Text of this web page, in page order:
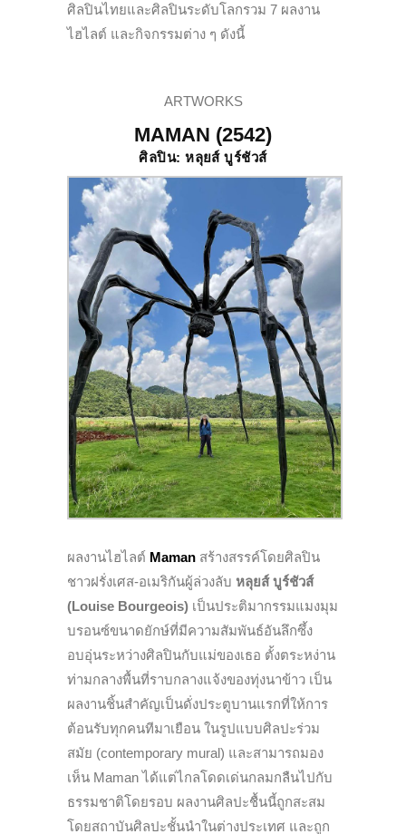
ศิลปินไทยและศิลปินระดับโลกรวม 7 ผลงาน
ไฮไลต์ และกิจกรรมต่าง ๆ ดังนี้
ARTWORKS
MAMAN (2542)
ศิลปิน: หลุยส์ บูร์ชัวส์
ผลงานไฮไลต์ Maman สร้างสรรค์โดยศิลปิน
ชาวฝรั่งเศส-อเมริกันผู้ล่วงลับ หลุยส์ บูร์ชัวส์
(Louise Bourgeois) เป็นประติมากรรมแมงมุม
บรอนซ์ขนาดยักษ์ที่มีความสัมพันธ์อันลึกซึ้ง
อบอุ่นระหว่างศิลปินกับแม่ของเธอ ตั้งตระหง่าน
ท่ามกลางพื้นที่ราบกลางแจ้งของทุ่งนาข้าว เป็น
ผลงานชิ้นสำคัญเป็นดั่งประตูบานแรกที่ให้การ
ต้อนรับทุกคนทีมาเยือน ในรูปแบบศิลปะร่วม
สมัย (contemporary mural) และสามารถมอง
เห็น Maman ได้แต่ไกลโดดเด่นกลมกลืนไปกับ
ธรรมชาติโดยรอบ ผลงานศิลปะชื้นนี้ถูกสะสม
โดยสถาบันศิลปะชั้นนำในต่างประเทศ และถูก